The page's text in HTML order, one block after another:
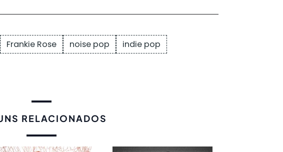
Frankie Rose noise pop indie pop
RELACIONADOS